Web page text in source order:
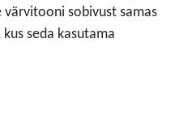
värvitooni sobivust samas
seda kasutama